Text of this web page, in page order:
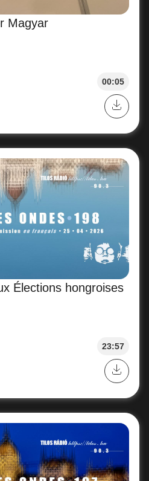
Magyar
00:05
Élections hongroises
23:57